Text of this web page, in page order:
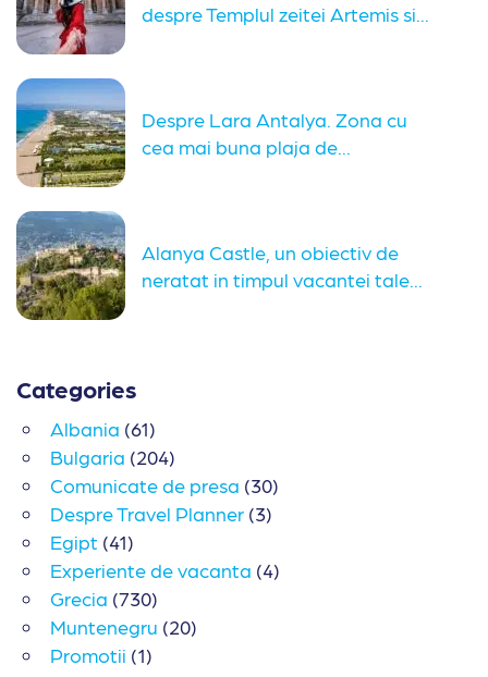
despre Templul zeitei Artemis si...
Despre Lara Antalya. Zona cu
cea mai buna plaja de...
Alanya Castle, un obiectiv de
neratat in timpul vacantei tale...
Categories
Albania (61)
Bulgaria (204)
Comunicate de presa (30)
Despre Travel Planner (3)
Egipt (41)
Experiente de vacanta (4)
Grecia (730)
Muntenegru (20)
Promotii (1)